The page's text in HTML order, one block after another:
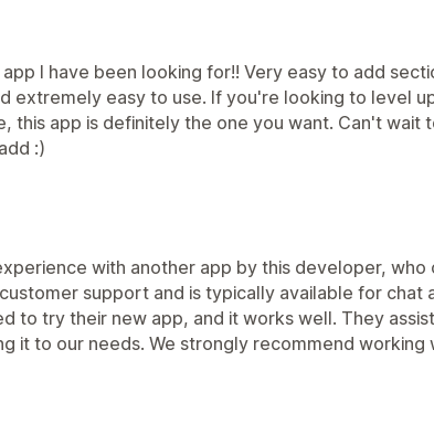
Elemente Vorlagen Entwurfsseiten
Übersetzung KI-Generierung SEO
für Mobilgeräte Langsames Laden
app I have been looking for!! Very easy to add
extremely easy to use. If you're looking to level
this app is definitely the one you want. Can't wait
:)
with another app by this developer, who
support and is typically available for chat
to try their new app, and it works well. They
it to our needs. We strongly recommend working